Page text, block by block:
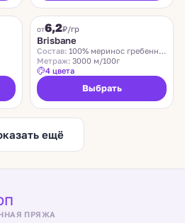
от6,2₽/гр
Brisbane
Состав: 100% меринос гребенной
Метраж: 3000 м/100г
4 цвета
Выбрать
ещё
ПРЯЖА